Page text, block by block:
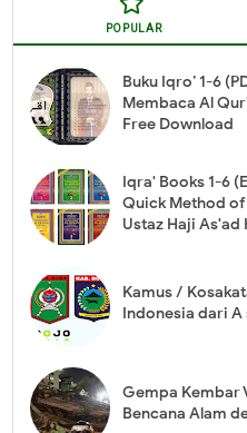
POPULAR
Buku Iqro’ 1-6
Membaca Al
Free Download
Iqra' Books 1-6
Quick Method of
Ustaz Haji As'ad
Kamus /
Indonesia dari A
Gempa Kembar
Bencana Alam